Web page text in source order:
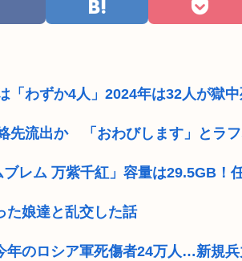
「わずか4人」2024年は32人が獄
先流出か 「おわびします」とラ
レム 万紫千紅」容量は29.5GB！
た娘達と乱交した話
年のロシア軍死傷者24万人…新規兵